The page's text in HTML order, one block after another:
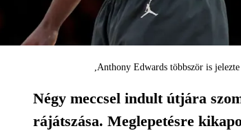
Anthony Edwards többször is
Négy meccsel indult útjára
rájátszása. Meglepetésre